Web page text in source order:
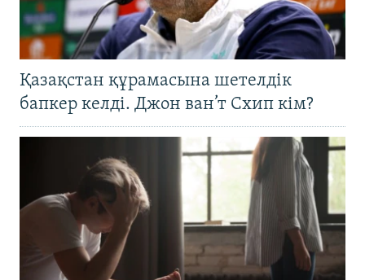
Қазақстан құрамасына шетелдік
бапкер келді. Джон ван’т Схип кім?